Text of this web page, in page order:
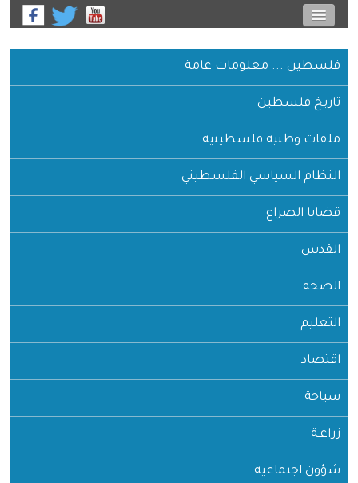
فلسطين ... معلومات عامة
تاريخ فلسطين
ملفات وطنية فلسطينية
النظام السياسي الفلسطيني
قضايا الصراع
القدس
الصحة
التعليم
اقتصاد
سياحة
زراعـة
شؤون اجتماعية